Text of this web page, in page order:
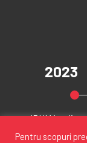
2023
IRUM
70 de ani de
Pentru scopuri